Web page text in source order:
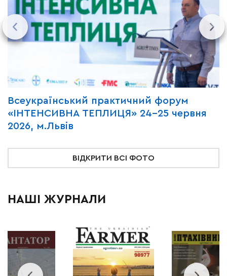
Всеукраїнський практичний форум
«ІНТЕНСИВНА ТЕПЛИЦЯ» 24-25 червня
2026, м.Львів
ВІДКРИТИ ВСІ ФОТО
НАШІ ЖУРНАЛИ